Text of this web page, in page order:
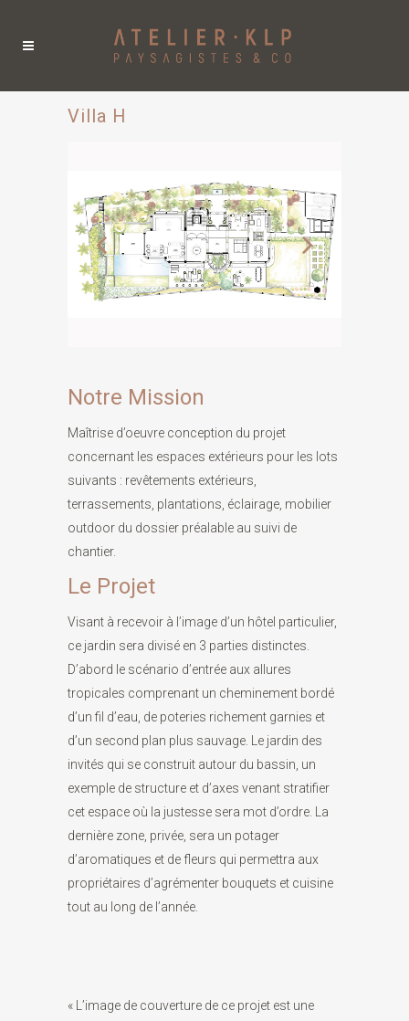
Villa H
Notre Mission
Maîtrise d’oeuvre conception du projet
concernant les espaces extérieurs pour les lots
suivants : revêtements extérieurs,
terrassements, plantations, éclairage, mobilier
outdoor du dossier préalable au suivi de
chantier.
Le Projet
Visant à recevoir à l’image d’un hôtel particulier,
ce jardin sera divisé en 3 parties distinctes.
D’abord le scénario d’entrée aux allures
tropicales comprenant un cheminement bordé
d’un fil d’eau, de poteries richement garnies et
d’un second plan plus sauvage. Le jardin des
invités qui se construit autour du bassin, un
exemple de structure et d’axes venant stratifier
cet espace où la justesse sera mot d’ordre. La
dernière zone, privée, sera un potager
d’aromatiques et de fleurs qui permettra aux
propriétaires d’agrémenter bouquets et cuisine
tout au long de l’année.
« L’image de couverture de ce projet est une